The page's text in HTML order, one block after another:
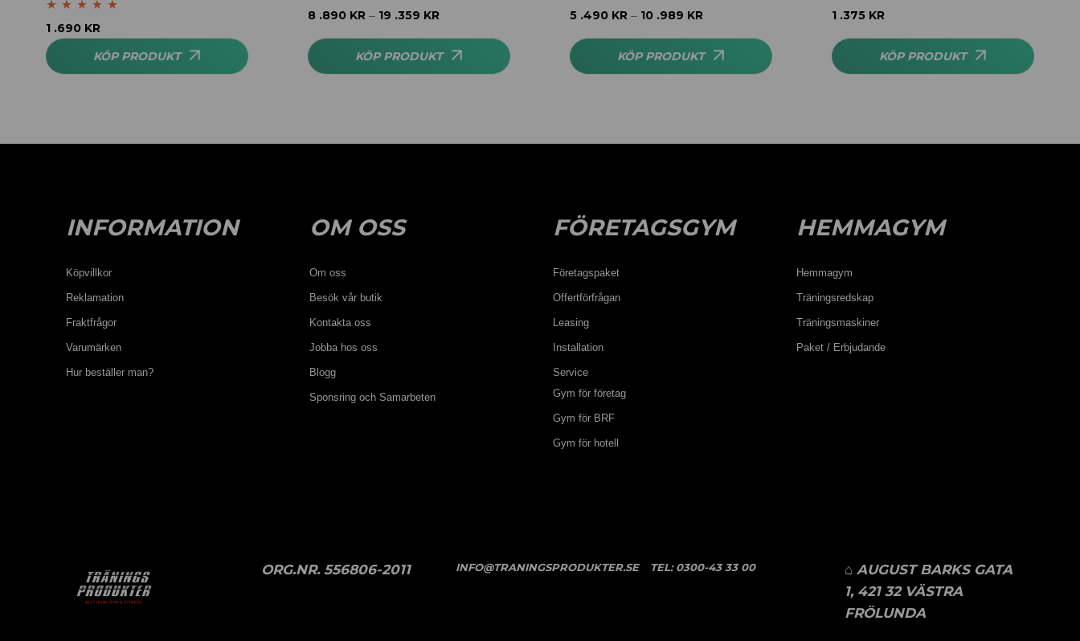
Betygsatt5.00
av 5
1 .690 KR
KÖP PRODUKT
Betygsatt5.00
8 .890 KR – 19 .359 KR
KÖP PRODUKT
Betygsatt5.00
5 .490 KR – 10 .989 KR
KÖP PRODUKT
Betygsatt5.00
1 .375 KR
KÖP PRODUKT
INFORMATION
Köpvillkor
Reklamation
Fraktfrågor
Varumärken
Hur beställer man?
OM OSS
Om oss
Besök vår butik
Kontakta oss
Jobba hos oss
Blogg
Sponsring och Samarbeten
FÖRETAGSGYM
Företagspaket
Offertförfrågan
Leasing
Installation
Service
Gym för företag
Gym för BRF
Gym för hotell
HEMMAGYM
Hemmagym
Träningsredskap
Träningsmaskiner
Paket / Erbjudande
ORG.NR. 556806-2011 INFO@TRANINGSPRODUKTER.SE TEL:0300-43 33 00
⌂ AUGUST BARKS GATA
1, 421 32 VÄSTRA
FRÖLUNDA